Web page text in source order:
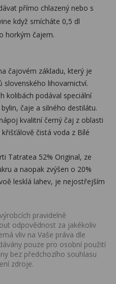
přímo chlazený nebo s
když smícháte 0,5 dl
horkým čajem.
čajovém základu, který je
slovenského lihovarnictví.
kolibách podával speciální
čaje a silného destilátu.
kvalitní černý čaj z oblasti
čistá voda z Bílé
Tatratea 52% Original, ze
a naopak zvýšen o 20%
lesklá lahev, je nejostřejším
pravidelně
odpovědnost za jakékoliv
vliv na Vaše práva dle
pouze pro osobní použití
bez předchozího souhlasu
zdroje.